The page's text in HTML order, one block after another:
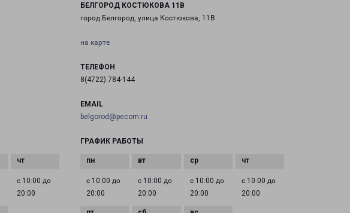
с 10:00 до
20:00
БЕЛГОРОД КОСТЮКОВА 11В
город Белгород, улица Костюкова, 11В
на карте
ТЕЛЕФОН
8(4722) 784-144
EMAIL
belgorod@pecom.ru
ГРАФИК РАБОТЫ
с 10:00 до
20:00
с 10:00 до
20:00
с 10:00 до
20:00
с 10:00 до
20:00